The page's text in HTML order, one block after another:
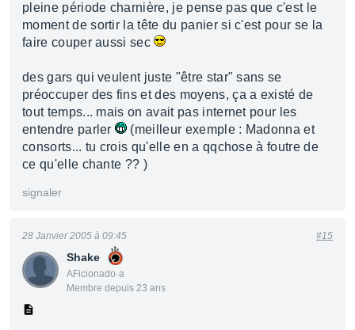
pleine période charnière, je pense pas que c'est le
moment de sortir la tête du panier si c'est pour se la
faire couper aussi sec
des gars qui veulent juste "être star" sans se
préoccuper des fins et des moyens, ça a existé de
tout temps... mais on avait pas internet pour les
entendre parler
(meilleur exemple : Madonna et
consorts... tu crois qu'elle en a qqchose à foutre de
ce qu'elle chante ?? )
signaler
Shake
AFicionado·a
Membre depuis 23 ans
28 Janvier 2005 à 09:45 #15